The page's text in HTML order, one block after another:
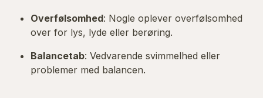
Overfølsomhed: Nogle oplever overfølsomhed
over for lys, lyde eller berøring.
Balancetab: Vedvarende svimmelhed eller
problemer med balancen.